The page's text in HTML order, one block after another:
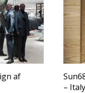
af
– Italy